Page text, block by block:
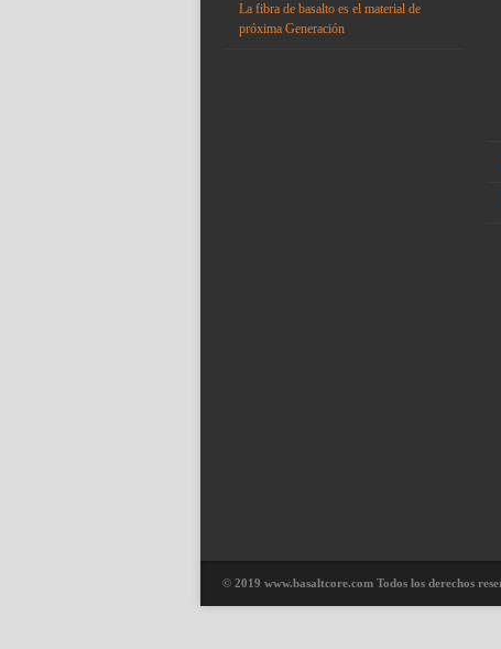
La fibra de basalto es el material de
próxima Generación
© 2019 www.basaltcore.com Todos los derechos